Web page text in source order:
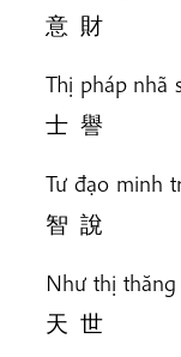
意 財
Thị
士 譽
Tư đạo
智 說
Như thị
天 世